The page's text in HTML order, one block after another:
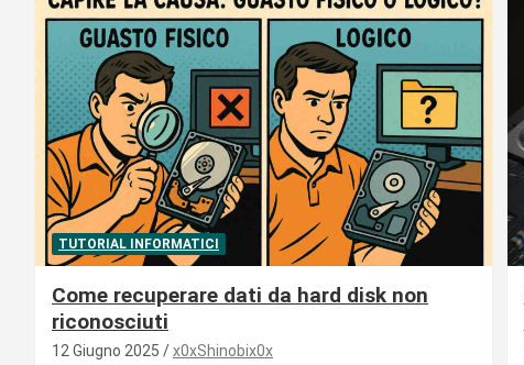
TUTORIAL INFORMATICI
Come recuperare dati da hard disk non
riconosciuti
12 Giugno 2025 x0xShinobix0x